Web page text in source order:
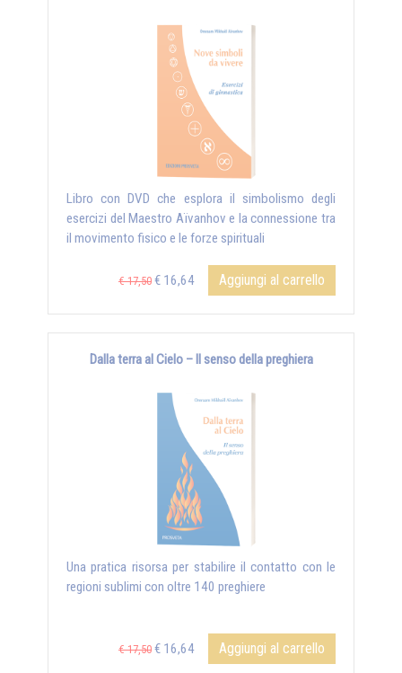
Libro con DVD che esplora il simbolismo degli
esercizi del Maestro Aïvanhov e la connessione tra
il movimento fisico e le forze spirituali
€ 17,50 € 16,64 Aggiungi al carrello
Dalla terra al Cielo – Il senso della preghiera
Una pratica risorsa per stabilire il contatto con le
regioni sublimi con oltre 140 preghiere
€ 17,50 € 16,64 Aggiungi al carrello